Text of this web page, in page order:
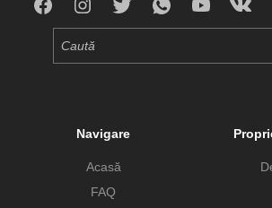
Navigare
Acasă
FAQ